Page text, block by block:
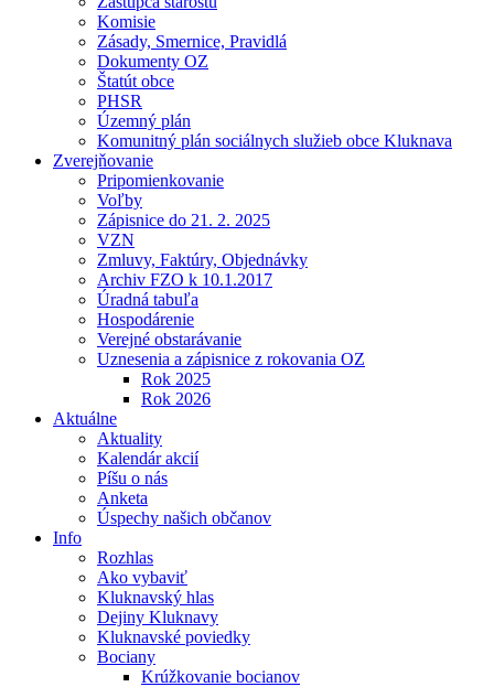
Komisie
Zásady, Smernice, Pravidlá
Dokumenty OZ
Štatút obce
PHSR
Územný plán
Komunitný plán sociálnych služieb obce Kluknava
Zverejňovanie
Pripomienkovanie
Voľby
Zápisnice do 21. 2. 2025
VZN
Zmluvy, Faktúry, Objednávky
Archiv FZO k 10.1.2017
Úradná tabuľa
Hospodárenie
Verejné obstarávanie
Uznesenia a zápisnice z rokovania OZ
Rok 2025
Rok 2026
Aktuálne
Aktuality
Kalendár akcií
Píšu o nás
Anketa
Úspechy našich občanov
Info
Rozhlas
Ako vybaviť
Kluknavský hlas
Dejiny Kluknavy
Kluknavské poviedky
Bociany
Krúžkovanie bocianov